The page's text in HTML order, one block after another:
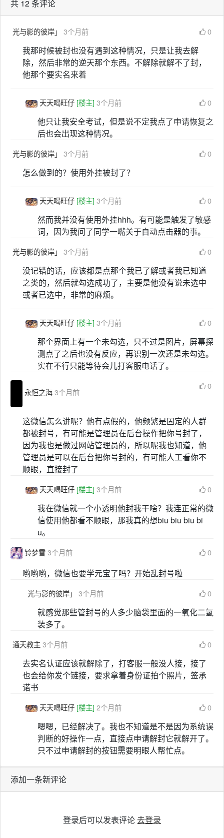
共 12 条评论
光与影的彼岸」 3个月前 0
我那时候被封也没有遇到这种情况，只是让我去解
除，然后非常的逆天那个东西。不解除就解不了封，
他那个要实名来着
天天喝旺仔 [楼主] 3个月前 0
他只让我安全考试，但是说不定我点了申请恢复之
后也会出现这种情况。
光与影的彼岸」 3个月前 0
怎么做到的？使用外挂被封了？
天天喝旺仔 [楼主] 3个月前 0
然而我并没有使用外挂hhh。有可能是触发了敏感
词，因为我问了同学一嘴关于自动点击器的事。
光与影的彼岸」 3个月前 0
没记错的话，应该都是点那个我已了解或者我已知道
之类的，然后就勾选成功了，主要是他没有说未选中
或者已选中，非常的麻烦。
天天喝旺仔 [楼主] 3个月前 0
那个界面上有一个未勾选，只不过是图片，屏幕探
测点了之后也没有反应，再识别一次还是未勾选。
实在不行只能等待会儿打客服电话了。
永恒之海3个月前
0
这微信怎么讲呢？他有点假的，他频繁是固定的人群
都被封号，有可能是管理员在后台操作把你号封了，
因为我也是做过网站管理员的，所以呢我也知道，他
管理员是可以在后台把你号封的，有可能人工看你不
顺眼，直接封了
天天喝旺仔 [楼主] 3个月前 0
我在微信就一个小透明他封我干啥？我连正常的微
信使用他都看不顺眼，那我真的想biu biu biu bi
u。
铃梦雪3个月前 0
哟哟哟，微信也要学元宝了吗？开始乱封号啦
光与影的彼岸」 3个月前 0
就感觉那些管封号的人多少脑袋里面的一氧化二氢
装多了。
通天教主 3个月前 0
去实名认证应该就解除了，打客服一般没人接，接了
也会给你发个链接，要求拿着身份证拍个照片，签承
诺书
天天喝旺仔 [楼主] 2个月前 0
嗯嗯，已经解决了。我也不知道是不是因为系统误
判断的好操作一点，直接点申请解封它就解开了。
只不过申请解封的按钮需要明眼人帮忙点。
添加一条新评论
登录后可以发表评论去登录